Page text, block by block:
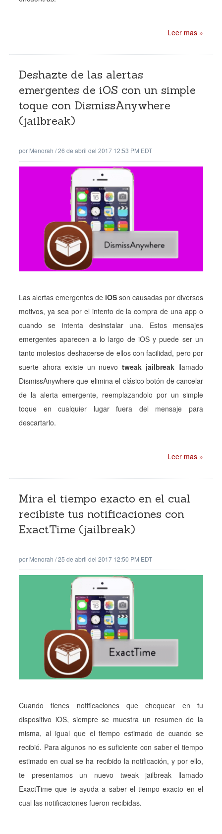
Leer mas »
Deshazte de las alertas
emergentes de iOS con un simple
toque con DismissAnywhere
(jailbreak)
por Menorah /26 de abril del 2017 12:53 PM EDT
Las alertas emergentes de iOS son causadas por diversos
motivos, ya sea por el intento de la compra de una app o
cuando se intenta desinstalar una. Estos mensajes
emergentes aparecen a lo largo de iOS y puede ser un
tanto molestos deshacerse de ellos con facilidad, pero por
suerte ahora existe un nuevotweak jailbreak llamado
DismissAnywhere que elimina el clásico botón de cancelar
de la alerta emergente, reemplazandolo por un simple
toque en cualquier lugar fuera del mensaje para
descartarlo.
Leer mas »
Mira el tiempo exacto en el cual
recibiste tus notificaciones con
ExactTime (jailbreak)
por Menorah /25 de abril del 2017 12:50 PM EDT
Cuando tienes notificaciones que chequear en tu
dispositivo iOS, siempre se muestra un resumen de la
misma, al igual que el tiempo estimado de cuando se
recibió. Para algunos no es suficiente con saber el tiempo
estimado en cual se ha recibido la notificación, y por ello,
te presentamos un nuevo tweak jailbreak llamado
ExactTime que te ayuda a saber el tiempo exacto en el
cual las notificaciones fueron recibidas.